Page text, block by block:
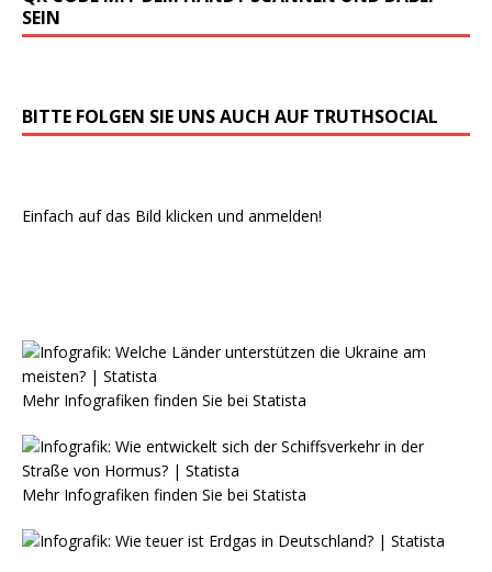
SEIN
BITTE FOLGEN SIE UNS AUCH AUF TRUTHSOCIAL
Einfach auf das Bild klicken und anmelden!
Mehr Infografiken finden Sie bei Statista
Mehr Infografiken finden Sie bei Statista